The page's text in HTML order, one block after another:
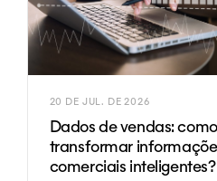
20 DE JUL. DE 2026
Dados de vendas: como
transformar
comerciais inteligentes?